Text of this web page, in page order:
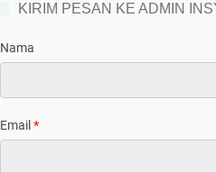
KIRIM PESAN KE ADMIN
Nama
Email *